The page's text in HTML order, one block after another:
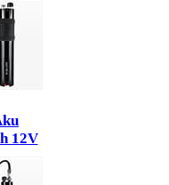
12V